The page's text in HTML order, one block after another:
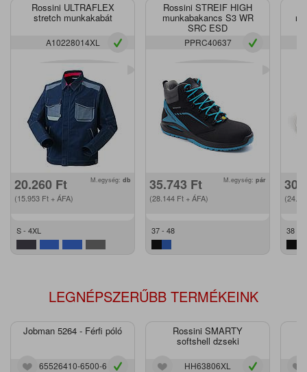
Rossini ULTRAFLEX
stretch munkakabát
A10228014XL
20.260 Ft
(15.953 Ft + ÁFA)
M.egység: db
S - 4XL
Rossini STREIF HIGH
munkabakancs S3 WR
SRC ESD
PPRC40637
35.743 Ft
(28.144 Ft + ÁFA)
M.egység: pár
37 - 48 38 -
LEGNÉPSZERŰBB TERMÉKEINK
Jobman 5264 - Férfi póló
65526410-6500-6
Rossini SMARTY
softshell dzseki
HH63806XL